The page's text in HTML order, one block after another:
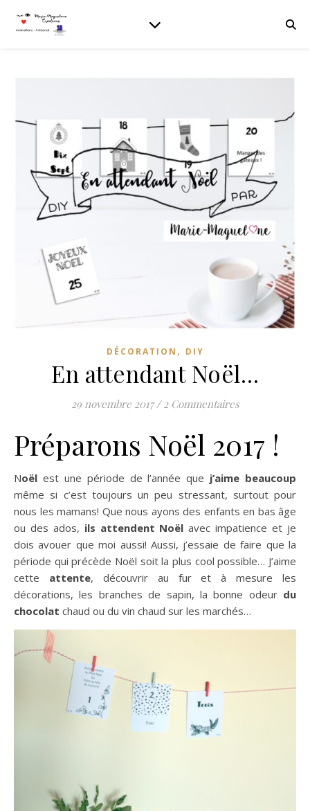
DÉCORATION , DIY
En attendant Noël…
29 novembre 2017 / 2 Commentaires
Préparons Noël 2017 !
Noël est une période de l’année que j’aime beaucoup
même si c’est toujours un peu stressant, surtout pour
nous les mamans! Que nous ayons des enfants en bas âge
ou des ados, ils attendent Noël avec impatience et je
dois avouer que moi aussi! Aussi, j’essaie de faire que la
période qui précède Noël soit la plus cool possible… J’aime
cette attente, découvrir au fur et à mesure les
décorations, les branches de sapin, la bonne odeur du
chocolat chaud ou du vin chaud sur les marchés…